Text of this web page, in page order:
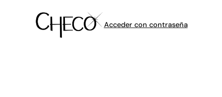
Acceder con contraseña